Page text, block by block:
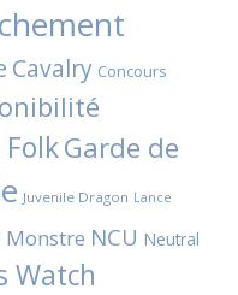
Cavalry Concours
FolkGarde de
Juvenile Dragon Lance
Monstre NCU Neutral
Watch